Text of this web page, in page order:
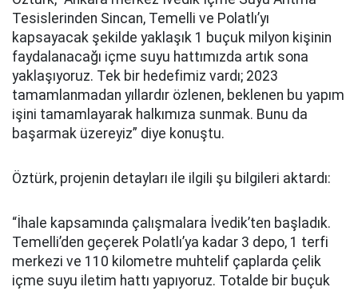
Tesislerinden Sincan, Temelli ve Polatlı’yı
kapsayacak şekilde yaklaşık 1 buçuk milyon kişinin
faydalanacağı içme suyu hattımızda artık sona
yaklaşıyoruz. Tek bir hedefimiz vardı; 2023
tamamlanmadan yıllardır özlenen, beklenen bu yapım
işini tamamlayarak halkımıza sunmak. Bunu da
başarmak üzereyiz” diye konuştu.
Öztürk, projenin detayları ile ilgili şu bilgileri aktardı:
“İhale kapsamında çalışmalara İvedik’ten başladık.
Temelli’den geçerek Polatlı’ya kadar 3 depo, 1 terfi
merkezi ve 110 kilometre muhtelif çaplarda çelik
içme suyu iletim hattı yapıyoruz. Totalde bir buçuk